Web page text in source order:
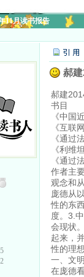
11月读书报告
郝
郝建
书目
《中国
《互联
《通过
《利维坦
《通过
作者主
观念和
庞德从
性的东
度。3.
会现状
起来，
性的理
一、文
在庞德